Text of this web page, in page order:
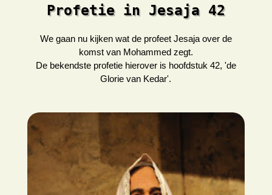
Profetie in Jesaja 42
We gaan nu kijken wat de profeet Jesaja over de
komst van Mohammed zegt.
De bekendste profetie hierover is hoofdstuk 42, 'de
Glorie van Kedar'.